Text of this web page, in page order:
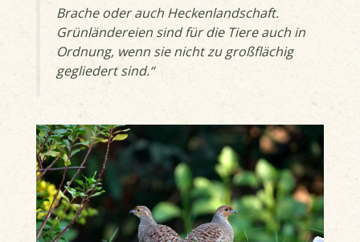
Brache oder auch Heckenlandschaft.
Grünländereien sind für die Tiere auch in
Ordnung, wenn sie nicht zu großflächig
gegliedert sind.“